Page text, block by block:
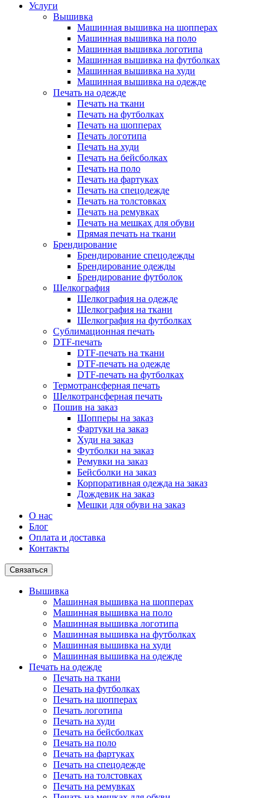
Услуги
Вышивка
Машинная вышивка на шопперах
Машинная вышивка на поло
Машинная вышивка логотипа
Машинная вышивка на футболках
Машинная вышивка на худи
Машинная вышивка на одежде
Печать на одежде
Печать на ткани
Печать на футболках
Печать на шопперах
Печать логотипа
Печать на худи
Печать на бейсболках
Печать на поло
Печать на фартуках
Печать на спецодежде
Печать на толстовках
Печать на ремувках
Печать на мешках для обуви
Прямая печать на ткани
Брендирование
Брендирование спецодежды
Брендирование одежды
Брендирование футболок
Шелкография
Шелкография на одежде
Шелкография на ткани
Шелкография на футболках
Сублимационная печать
DTF-печать
DTF-печать на ткани
DTF-печать на одежде
DTF-печать на футболках
Термотрансферная печать
Шелкотрансферная печать
Пошив на заказ
Шопперы на заказ
Фартуки на заказ
Худи на заказ
Футболки на заказ
Ремувки на заказ
Бейсболки на заказ
Корпоративная одежда на заказ
Дождевик на заказ
Мешки для обуви на заказ
О нас
Блог
Оплата и доставка
Контакты
Связаться
Вышивка
Машинная вышивка на шопперах
Машинная вышивка на поло
Машинная вышивка логотипа
Машинная вышивка на футболках
Машинная вышивка на худи
Машинная вышивка на одежде
Печать на одежде
Печать на ткани
Печать на футболках
Печать на шопперах
Печать логотипа
Печать на худи
Печать на бейсболках
Печать на поло
Печать на фартуках
Печать на спецодежде
Печать на толстовках
Печать на ремувках